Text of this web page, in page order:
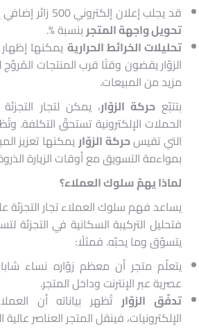
قد يجلب إعلان إلكتروني 500 زائر إضافي إلى متجر، مما يزيد
تحويل واجهة المتجربنسبة %.
تحليلات الخرائط الحرارية يمكنها
الزوّار يقضون وقتًا قرب المنتجات
مزيد من المبيعات.
بتتبّعحركة الزوّار، يمكن لتجار
الحملات الإلكترونية تستحقّ التكلفة.
التي تقيسحركة الزوّار
بمواءمة التسويق مع أوقات الزيارة
لماذا يهمّ سلوك العملاء؟
يساعد فهم سلوك العملاء تجار التجزئة
فتحليل التركيبة السكانية في
يتسوّق وما يحبّه. فمثلًا:
يتعلّم متجر أن معظم زوّاره نساء
عصرية عبر الإنترنت وداخل المتجر.
تدفّق الزوّارتُظهر بياناته أن
الإلكترونيات، فينقل المتجر العناصر